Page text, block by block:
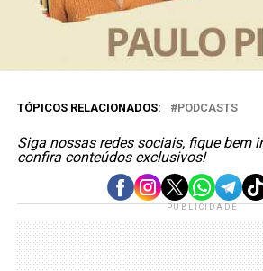
TÓPICOS RELACIONADOS: PODCASTS
Siga nossas redes sociais, fique bem
confira conteúdos exclusivos!
PUBLICIDADE